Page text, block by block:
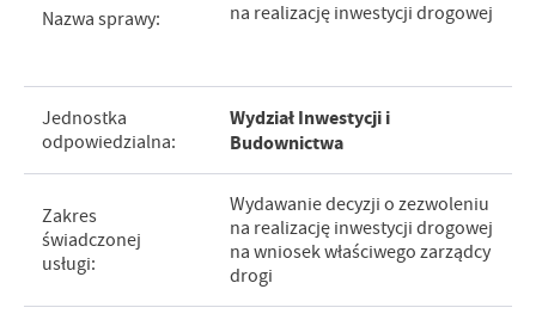
Nazwa sprawy:
na realizację inwestycji drogowej
Jednostka
odpowiedzialna:
Wydział Inwestycji i
Budownictwa
Zakres
świadczonej
usługi:
Wydawanie decyzji o zezwoleniu
na realizację inwestycji drogowej
na wniosek właściwego zarządcy
drogi